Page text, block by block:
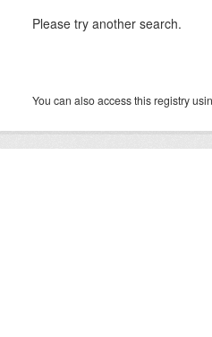
Please try another search.
You can also access this registry